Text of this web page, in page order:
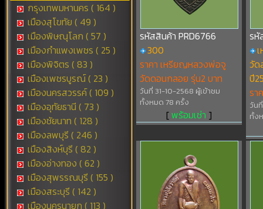
กรุงเทพมหานคร ( 164 )
เมืองสุโขทัย ( 49 )
เมืองพิษณุโลก ( 57 )
เมืองกำแพงเพชร ( 25 )
เมืองพิจิตร ( 83 )
เมืองเพชรบูรณ์ ( 23 )
เมืองนครสวรรค์ ( 109 )
เมืองอุทัยธานี ( 73 )
เมืองชัยนาท ( 128 )
เมืองลพบุรี ( 246 )
เมืองสิงห์บุรี ( 82 )
เมืองอ่างทอง ( 62 )
เมืองสุพรรณบุรี ( 155 )
เมืองสระบุรี ( 142 )
เมืองนครนายก ( 113 )
รหัสสินค้า PRD6766
300
ราคา เหรียญหลวงพ่อจู
วัดดอนกลอย รุ่น2 บาท
วันที่ 31-10-2568 ผู้เข้าชม
ทั้งหมด 78 ครั้ง
[พร้อมเช่า ]
รหั
วั
ปี
รา
วัน
ทั้ง